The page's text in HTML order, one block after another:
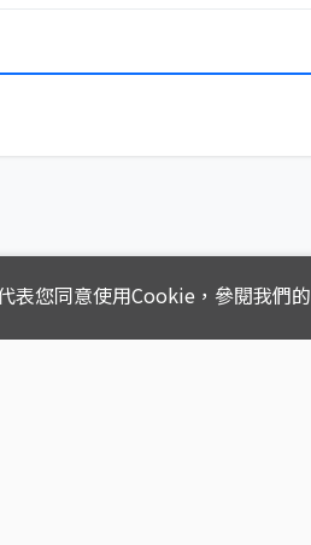
表您同意使用Cookie，參閱我們的